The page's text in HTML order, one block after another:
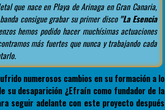
que nace en Playa de Arinaga en Gran Canaria,
consigue grabar su primer disco "La Esencia
hemos podido hacer muchísimas actuaciones
más fuertes que nunca y trabajando cada
numerosos cambios en su formación a lo
su desaparición ¿Efraín como fundador de la
seguir adelante con este proyecto después